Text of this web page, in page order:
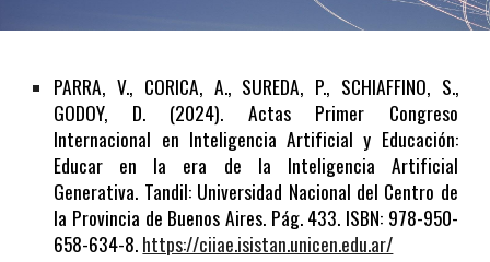
PARRA, V., CORICA, A., SUREDA, P., SCHIAFFINO, S.,
GODOY, D. (2024). Actas Primer Congreso
Internacional en Inteligencia Artificial y Educación:
Educar en la era de la Inteligencia Artificial
Generativa. Tandil: Universidad Nacional del Centro de
la Provincia de Buenos Aires. Pág. 433. ISBN: 978-950-
658-634-8.https://ciiae.isistan.unicen.edu.ar/